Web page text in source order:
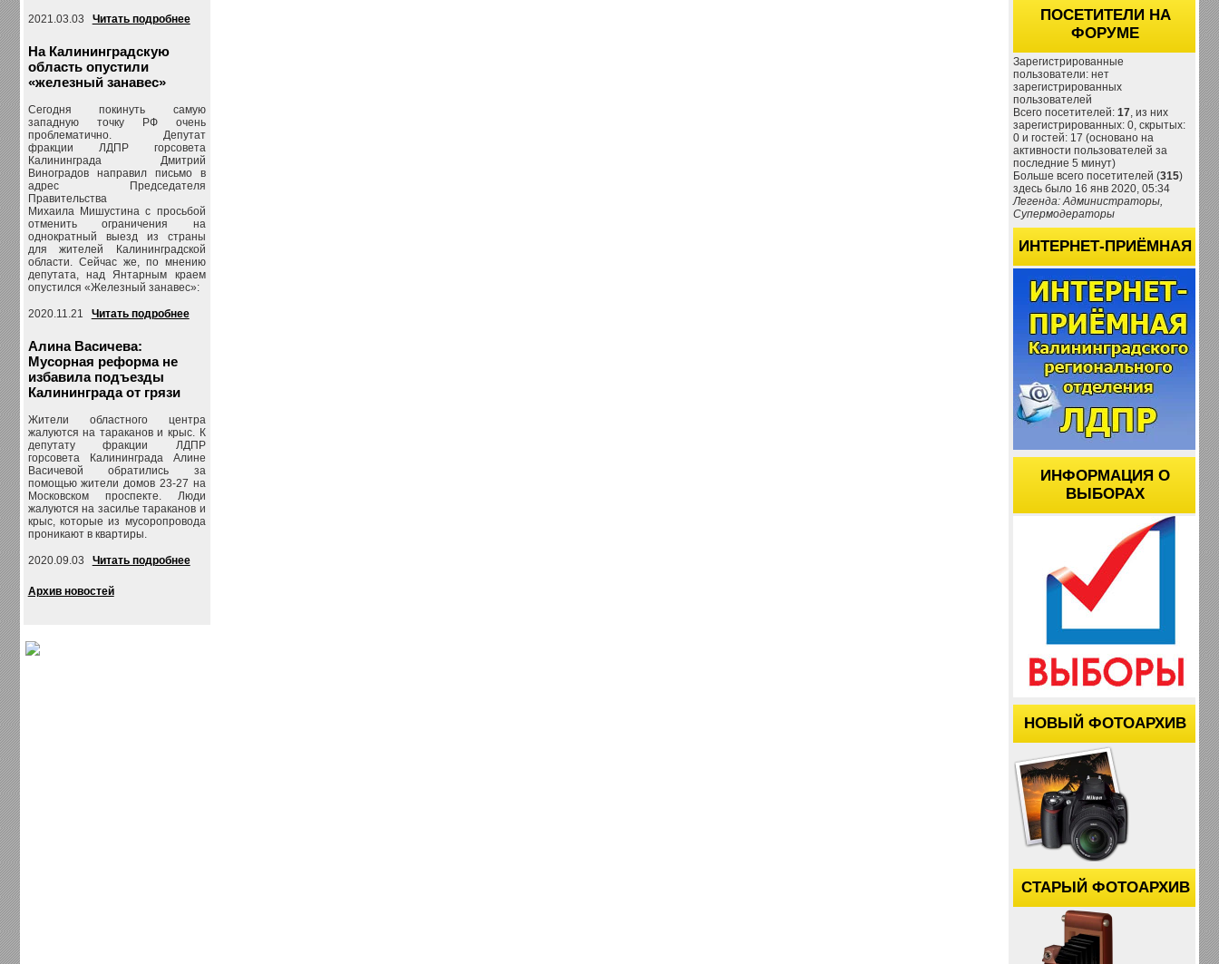
2021.03.03 Читать подробнее
На Калининградскую
область опустили
«железный занавес»
Сегодня покинуть самую
западную точку РФ очень
проблематично. Депутат
фракции ЛДПР горсовета
Калининграда Дмитрий
Виноградов направил письмо в
адрес Председателя
Правительства
Михаила Мишустина с просьбой
отменить ограничения на
однократный выезд из страны
для жителей Калининградской
области. Сейчас же, по мнению
депутата, над Янтарным краем
опустился «Железный занавес»:
2020.11.21 Читать подробнее
Алина Васичева:
Мусорная реформа не
избавила подъезды
Калининграда от грязи
Жители областного центра
жалуются на тараканов и крыс. К
депутату фракции ЛДПР
горсовета Калининграда Алине
Васичевой обратились за
помощью жители домов 23-27 на
Московском проспекте. Люди
жалуются на засилье тараканов и
крыс, которые из мусоропровода
проникают в квартиры.
2020.09.03 Читать подробнее
Архив новостей
ПОСЕТИТЕЛИ НА
ФОРУМЕ
Зарегистрированные
пользователи: нет
зарегистрированных
пользователей
Всего посетителей: 17, из них
зарегистрированных: 0, скрытых:
0 и гостей: 17 (основано на
активности пользователей за
последние 5 минут)
Больше всего посетителей (315)
здесь было 16 янв 2020, 05:34
Легенда: Администраторы,
Супермодераторы
ИНТЕРНЕТ-ПРИЁМНАЯ
ИНФОРМАЦИЯ О
ВЫБОРАХ
НОВЫЙ ФОТОАРХИВ
СТАРЫЙ ФОТОАРХИВ